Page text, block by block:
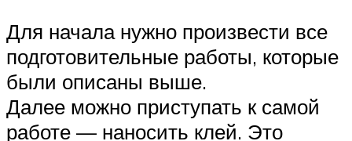
Для начала нужно произвести все
подготовительные работы, которые
были описаны выше.
Далее можно приступать к самой
работе — наносить клей. Это